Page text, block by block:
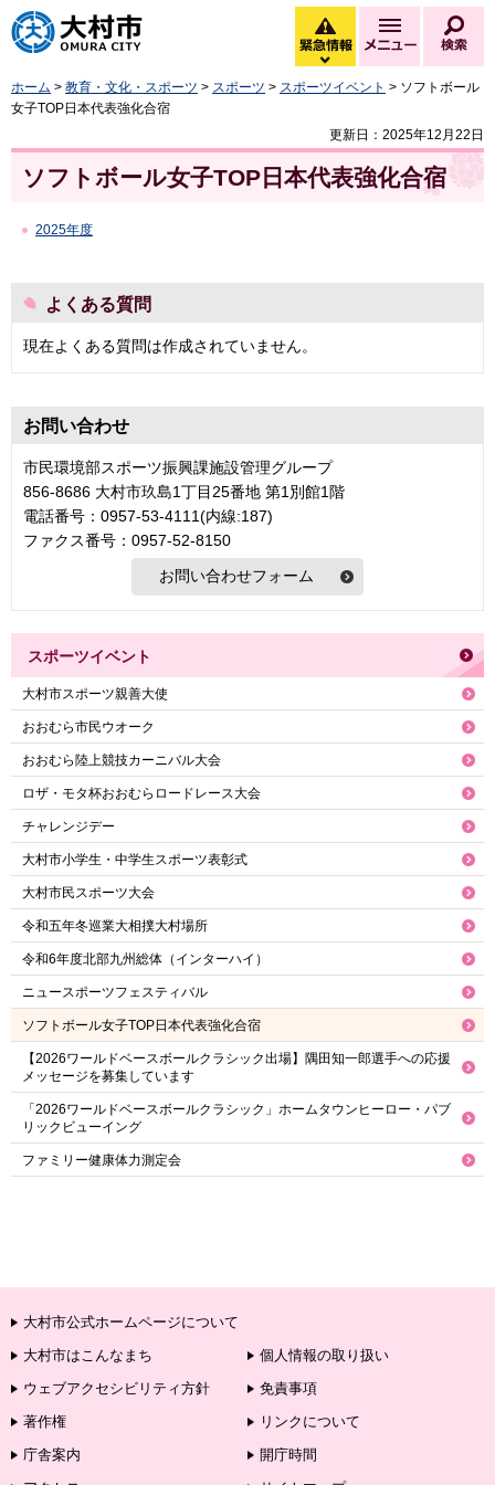
大村市
緊急情報
緊急情報を開く
メニュー
ホーム > 教育・文化・スポーツ > スポーツ > スポーツイベント > ソフトボール
女子TOP日本代表強化合宿
更新日：2025年12月22日
ソフトボール女子TOP日本代表強化合宿
2025年度
よくある質問
現在よくある質問は作成されていません。
お問い合わせ
市民環境部スポーツ振興課施設管理グループ
856-8686 大村市玖島1丁目25番地 第1別館1階
電話番号：0957-53-4111(内線:187)
ファクス番号：0957-52-8150
スポーツイベント
大村市スポーツ親善大使
おおむら市民ウオーク
おおむら陸上競技カーニバル大会
ロザ・モタ杯おおむらロードレース大会
チャレンジデー
大村市小学生・中学生スポーツ表彰式
大村市民スポーツ大会
令和五年冬巡業大相撲大村場所
令和6年度北部九州総体（インターハイ）
ニュースポーツフェスティバル
ソフトボール女子TOP日本代表強化合宿
【2026ワールドベースボールクラシック出場】隅田知一郎選手への応援
メッセージを募集しています
「2026ワールドベースボールクラシック」ホームタウンヒーロー・パブ
リックビューイング
ファミリー健康体力測定会
大村市公式ホームページについて
大村市はこんなまち
個人情報の取り扱い
ウェブアクセシビリティ方針
免責事項
著作権
リンクについて
庁舎案内
開庁時間